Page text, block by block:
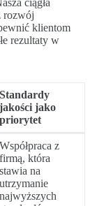
ciągła
rozwój
klientom
rezultaty w
Standardy
jakości jako
priorytet
Współpraca z
firmą, która
stawia na
utrzymanie
najwyższych